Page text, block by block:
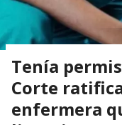
Tenía
Corte
enfermera